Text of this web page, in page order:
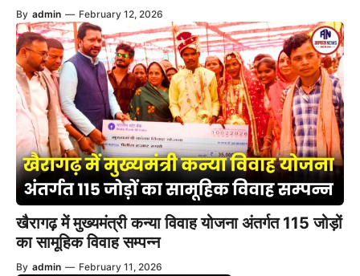
By admin — February 12, 2026
खैरागढ़ में मुख्यमंत्री कन्या विवाह योजना अंतर्गत 115 जोड़ों
का सामूहिक विवाह सम्पन्न
By admin — February 11, 2026